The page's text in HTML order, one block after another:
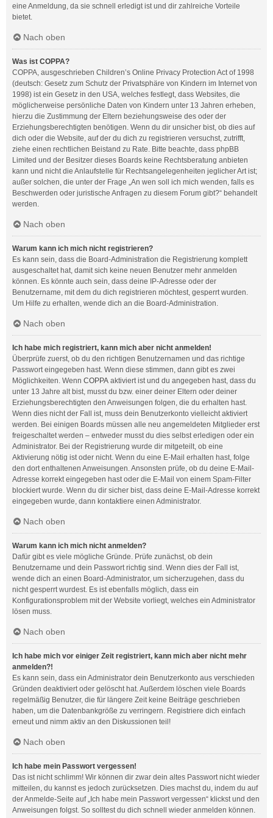
eine Anmeldung, da sie schnell erledigt ist und dir zahlreiche Vorteile
bietet.
Nach oben
Was ist COPPA?
COPPA, ausgeschrieben Children’s Online Privacy Protection Act of 1998
(deutsch: Gesetz zum Schutz der Privatsphäre von Kindern im Internet von
1998) ist ein Gesetz in den USA, welches festlegt, dass Websites, die
möglicherweise persönliche Daten von Kindern unter 13 Jahren erheben,
hierzu die Zustimmung der Eltern beziehungsweise des oder der
Erziehungsberechtigten benötigen. Wenn du dir unsicher bist, ob dies auf
dich oder die Website, auf der du dich zu registrieren versuchst, zutrifft,
ziehe einen rechtlichen Beistand zu Rate. Bitte beachte, dass phpBB
Limited und der Besitzer dieses Boards keine Rechtsberatung anbieten
kann und nicht die Anlaufstelle für Rechtsangelegenheiten jeglicher Art ist;
außer solchen, die unter der Frage „An wen soll ich mich wenden, falls es
Beschwerden oder juristische Anfragen zu diesem Forum gibt?“ behandelt
werden.
Nach oben
Warum kann ich mich nicht registrieren?
Es kann sein, dass die Board-Administration die Registrierung komplett
ausgeschaltet hat, damit sich keine neuen Benutzer mehr anmelden
können. Es könnte auch sein, dass deine IP-Adresse oder der
Benutzername, mit dem du dich registrieren möchtest, gesperrt wurden.
Um Hilfe zu erhalten, wende dich an die Board-Administration.
Nach oben
Ich habe mich registriert, kann mich aber nicht anmelden!
Überprüfe zuerst, ob du den richtigen Benutzernamen und das richtige
Passwort eingegeben hast. Wenn diese stimmen, dann gibt es zwei
Möglichkeiten. Wenn COPPA aktiviert ist und du angegeben hast, dass du
unter 13 Jahre alt bist, musst du bzw. einer deiner Eltern oder deiner
Erziehungsberechtigten den Anweisungen folgen, die du erhalten hast.
Wenn dies nicht der Fall ist, muss dein Benutzerkonto vielleicht aktiviert
werden. Bei einigen Boards müssen alle neu angemeldeten Mitglieder erst
freigeschaltet werden – entweder musst du dies selbst erledigen oder ein
Administrator. Bei der Registrierung wurde dir mitgeteilt, ob eine
Aktivierung nötig ist oder nicht. Wenn du eine E-Mail erhalten hast, folge
den dort enthaltenen Anweisungen. Ansonsten prüfe, ob du deine E-Mail-
Adresse korrekt eingegeben hast oder die E-Mail von einem Spam-Filter
blockiert wurde. Wenn du dir sicher bist, dass deine E-Mail-Adresse korrekt
eingegeben wurde, dann kontaktiere einen Administrator.
Nach oben
Warum kann ich mich nicht anmelden?
Dafür gibt es viele mögliche Gründe. Prüfe zunächst, ob dein
Benutzername und dein Passwort richtig sind. Wenn dies der Fall ist,
wende dich an einen Board-Administrator, um sicherzugehen, dass du
nicht gesperrt wurdest. Es ist ebenfalls möglich, dass ein
Konfigurationsproblem mit der Website vorliegt, welches ein Administrator
lösen muss.
Nach oben
Ich habe mich vor einiger Zeit registriert, kann mich aber nicht mehr
anmelden?!
Es kann sein, dass ein Administrator dein Benutzerkonto aus verschieden
Gründen deaktiviert oder gelöscht hat. Außerdem löschen viele Boards
regelmäßig Benutzer, die für längere Zeit keine Beiträge geschrieben
haben, um die Datenbankgröße zu verringern. Registriere dich einfach
erneut und nimm aktiv an den Diskussionen teil!
Nach oben
Ich habe mein Passwort vergessen!
Das ist nicht schlimm! Wir können dir zwar dein altes Passwort nicht wieder
mitteilen, du kannst es jedoch zurücksetzen. Dies machst du, indem du auf
der Anmelde-Seite auf „Ich habe mein Passwort vergessen“ klickst und den
Anweisungen folgst. So solltest du dich schnell wieder anmelden können.